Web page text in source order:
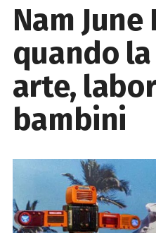
Nam June
quando
arte,
bambini